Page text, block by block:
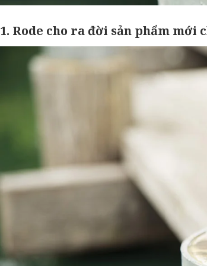
1. Rode cho ra đời sản phẩm mới